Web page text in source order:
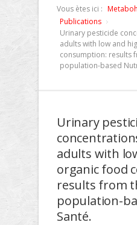
Vous ètes ici :
Publications
Urinary pesticide
adults with low and
consumption: results
population-based
Urinary
adults with
organic food
results from
population-
Santé.